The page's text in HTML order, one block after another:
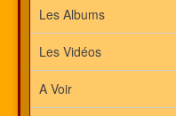
Les Albums
Les Vidéos
A Voir